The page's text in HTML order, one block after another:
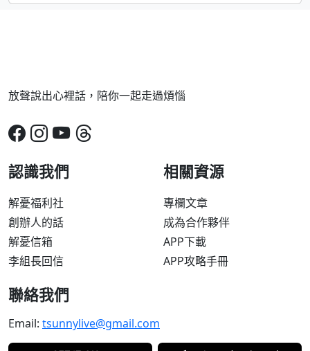
放聲說出心裡話，陪你一起走過煩惱
認識我們
解憂福利社
創辦人的話
解憂信箱
李組長回信
相關資源
專欄文章
成為合作夥伴
APP下載
APP攻略手冊
聯絡我們
Email: tsunnylive@gmail.com